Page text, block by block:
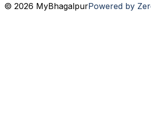
© 2026 MyBhagalpurPowered by